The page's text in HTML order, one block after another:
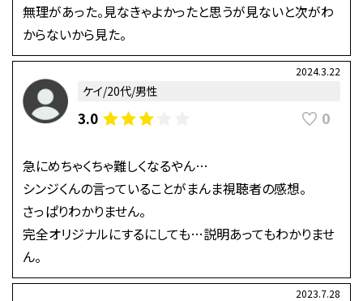
無理があった。見なきゃよかったと思うが見ないと次がわ
からないから見た。
2024.3.22
ケイ/20代/男性
3.0 0
急にめちゃくちゃ難しくなるやん…
シンジくんの言っていることがまんま視聴者の感想。
さっぱりわかりません。
完全オリジナルにするにしても…説明あってもわかりませ
ん。
2023.7.28